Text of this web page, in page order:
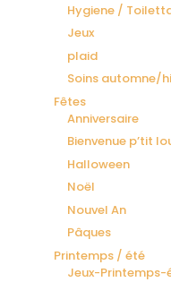
Hygiene /
Jeux
plaid
Soins automne/
Fêtes
Anniversaire
Bienvenue p’tit
Halloween
Noël
Nouvel An
Pâques
Printemps / été
Jeux-Printemps-